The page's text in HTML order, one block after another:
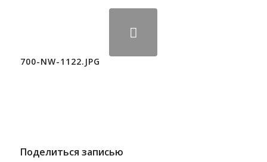
700-NW-1122.JPG
Поделиться записью